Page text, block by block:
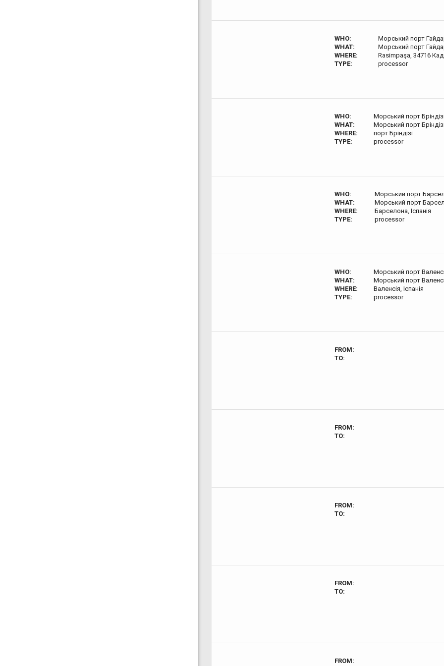
WHO:
Морський порт
WHAT:
Морський порт
WHERE:
Rasimpaşa, 34716
TYPE:
processor
WHO:
Морський порт
WHAT:
Морський порт
WHERE:
порт Бріндізі
TYPE:
processor
WHO:
Морський порт
WHAT:
Морський порт
WHERE:
Барселона, Іспанія
TYPE:
processor
WHO:
Морський порт
WHAT:
Морський порт
WHERE:
Валенсія, Іспанія
TYPE:
processor
FROM:
TO:
FROM:
TO:
FROM:
TO:
FROM:
TO:
FROM: